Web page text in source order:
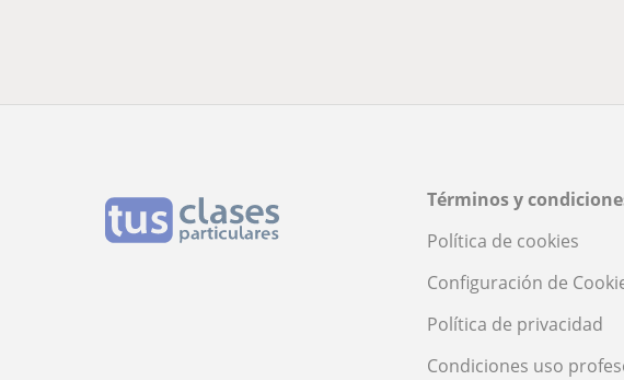
Términos y
Política de cookies
Configuración de
Política de privacidad
Condiciones uso